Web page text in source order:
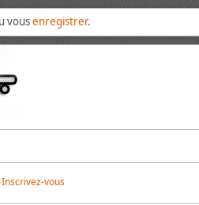
vousenregistrer.
Inscrivez-vous